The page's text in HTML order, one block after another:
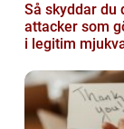
Så skyddar du
attacker som
i legitim